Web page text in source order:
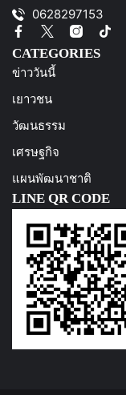
0628297153
CATEGORIES
ข่าววันนี้
เยาวชน
วัฒนธรรม
เศรษฐกิจ
แผนพัฒนาชาติ
LINE QR CODE